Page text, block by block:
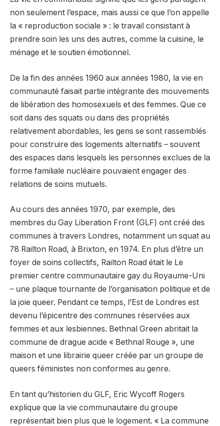
non seulement l’espace, mais aussi ce que l’on appelle
la « reproduction sociale » : le travail consistant à
prendre soin les uns des autres, comme la cuisine, le
ménage et le soutien émotionnel.
De la fin des années 1960 aux années 1980, la vie en
communauté faisait partie intégrante des mouvements
de libération des homosexuels et des femmes. Que ce
soit dans des squats ou dans des propriétés
relativement abordables, les gens se sont rassemblés
pour construire des logements alternatifs – souvent
des espaces dans lesquels les personnes exclues de la
forme familiale nucléaire pouvaient engager des
relations de soins mutuels.
Au cours des années 1970, par exemple, des
membres du Gay Liberation Front (GLF) ont créé des
communes à travers Londres, notamment un squat au
78 Railton Road, à Brixton, en 1974. En plus d’être un
foyer de soins collectifs, Railton Road était le Le
premier centre communautaire gay du Royaume-Uni
– une plaque tournante de l’organisation politique et de
la joie queer. Pendant ce temps, l’Est de Londres est
devenu l’épicentre des communes réservées aux
femmes et aux lesbiennes. Bethnal Green abritait la
commune de drague acide « Bethnal Rouge », une
maison et une librairie queer créée par un groupe de
queers féministes non conformes au genre.
En tant qu’historien du GLF, Eric Wycoff Rogers
explique que la vie communautaire du groupe
représentait bien plus que le logement. « La commune